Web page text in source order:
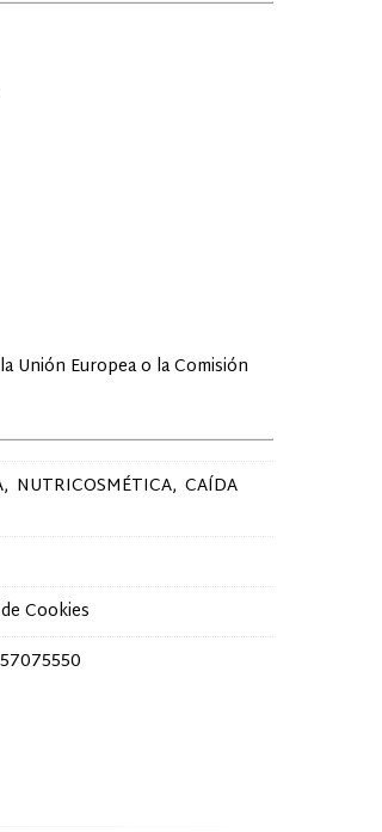
Unión Europea o la Comisión
NUTRICOSMÉTICA CAÍDA
Cookies